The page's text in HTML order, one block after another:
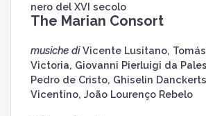
nero del XVI secolo
The Marian Consort
musiche diVicente Lusitano,
Victoria, Giovanni Pierluigi da
Pedro de Cristo, Ghiselin
Vicentino, João Lourenço Rebelo